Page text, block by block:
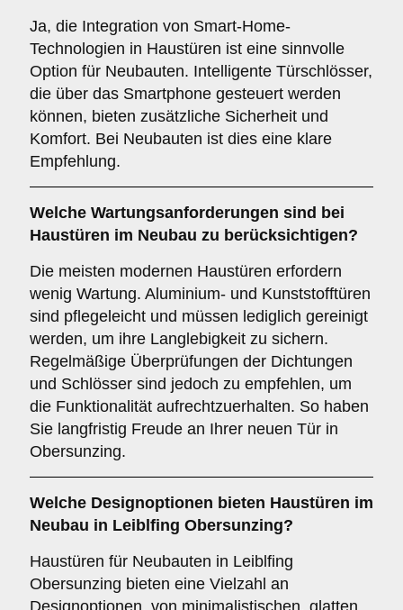
Ja, die Integration von Smart-Home-
Technologien in Haustüren ist eine sinnvolle
Option für Neubauten. Intelligente Türschlösser,
die über das Smartphone gesteuert werden
können, bieten zusätzliche Sicherheit und
Komfort. Bei Neubauten ist dies eine klare
Empfehlung.
Welche Wartungsanforderungen sind bei
Haustüren im Neubau zu berücksichtigen?
Die meisten modernen Haustüren erfordern
wenig Wartung. Aluminium- und Kunststofftüren
sind pflegeleicht und müssen lediglich gereinigt
werden, um ihre Langlebigkeit zu sichern.
Regelmäßige Überprüfungen der Dichtungen
und Schlösser sind jedoch zu empfehlen, um
die Funktionalität aufrechtzuerhalten. So haben
Sie langfristig Freude an Ihrer neuen Tür in
Obersunzing.
Welche Designoptionen bieten Haustüren im
Neubau in Leiblfing Obersunzing?
Haustüren für Neubauten in Leiblfing
Obersunzing bieten eine Vielzahl an
Designoptionen, von minimalistischen, glatten